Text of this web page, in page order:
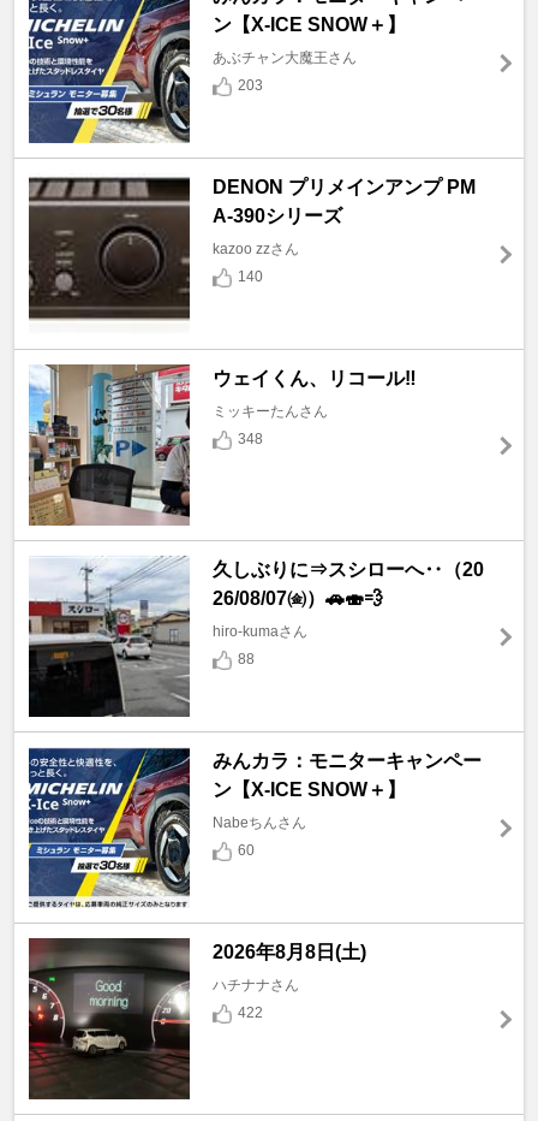
ン【X-ICE SNOW＋】
あぶチャン大魔王さん
203
DENON プリメインアンプ PM
A-390シリーズ
kazoo zzさん
140
ウェイくん、リコール‼️
ミッキーたんさん
348
久しぶりに⇒スシローへ‥（20
26/08/07㈮）🚗🍣💨
hiro-kumaさん
88
みんカラ：モニターキャンペー
ン【X-ICE SNOW＋】
Nabeちんさん
60
2026年8月8日(土)
ハチナナさん
422